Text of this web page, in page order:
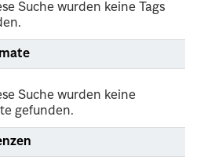
Suche wurden keine Tags
Suche wurden keine
gefunden.